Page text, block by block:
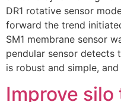
DR1 rotative sensor
forward the trend
SM1 membrane sensor
pendular sensor detects
is robust and simple,
Improve